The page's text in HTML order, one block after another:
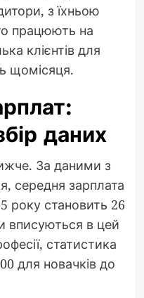
з їхньою
працюють на
клієнтів для
щомісяця.
даних
За даними з
середня зарплата
року становить 26
вписуються в цей
статистика
для новачків до